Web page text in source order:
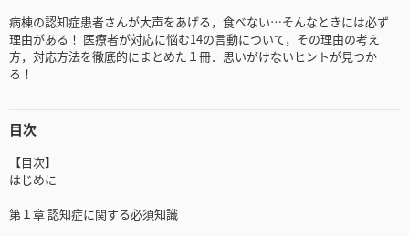
病棟の認知症患者さんが大声をあげる，食べない…そんなときには必ず
理由がある！ 医療者が対応に悩む14の言動について，その理由の考え
方，対応方法を徹底的にまとめた１冊．思いがけないヒントが見つか
る！
目次
【目次】
はじめに
第１章 認知症に関する必須知識